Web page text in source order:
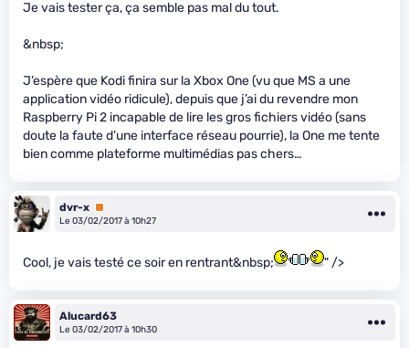
Je vais tester ça, ça semble pas mal du tout.
&nbsp;
J’espère que Kodi finira sur la Xbox One (vu que MS a une
application vidéo ridicule), depuis que j’ai du revendre mon
Raspberry Pi 2 incapable de lire les gros fichiers vidéo (sans
doute la faute d’une interface réseau pourrie), la One me tente
bien comme plateforme multimédias pas chers…
dvr-x Premium
Le 03/02/2017 à 10h27
Cool, je vais testé ce soir en rentrant&nbsp; " />
Alucard63
Le 03/02/2017 à 10h30